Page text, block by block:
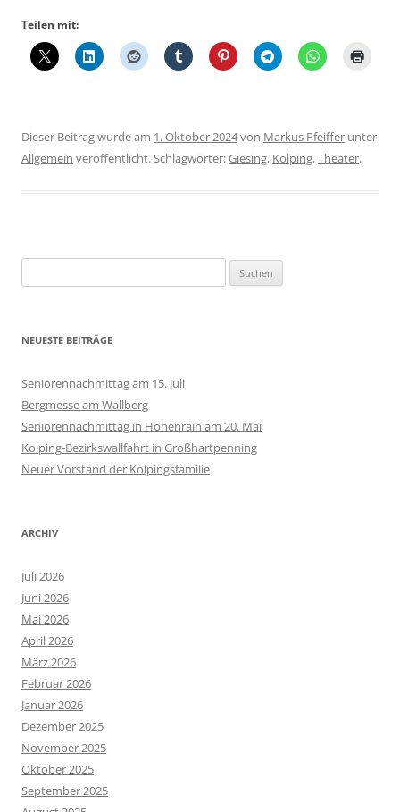
Teilen mit:
Dieser Beitrag wurde am 1. Oktober 2024von Markus Pfeiffer unter
Allgemein veröffentlicht. Schlagwörter:Giesing, Kolping,Theater.
nach:
NEUESTE BEITRÄGE
Seniorennachmittag am 15. Juli
Bergmesse am Wallberg
Seniorennachmittag in Höhenrain am 20. Mai
Kolping-Bezirkswallfahrt in Großhartpenning
Neuer Vorstand der Kolpingsfamilie
ARCHIV
Juli 2026
Juni 2026
Mai 2026
April 2026
März 2026
Februar 2026
Januar 2026
Dezember 2025
November 2025
Oktober 2025
September 2025